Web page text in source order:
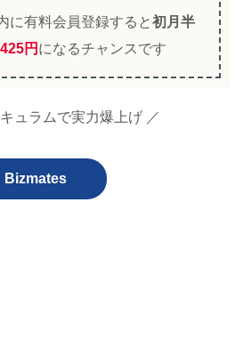
に有料会員登録すると初月半
円 になるチャンスです
ュラムで実力爆上げ ／
Bizmates